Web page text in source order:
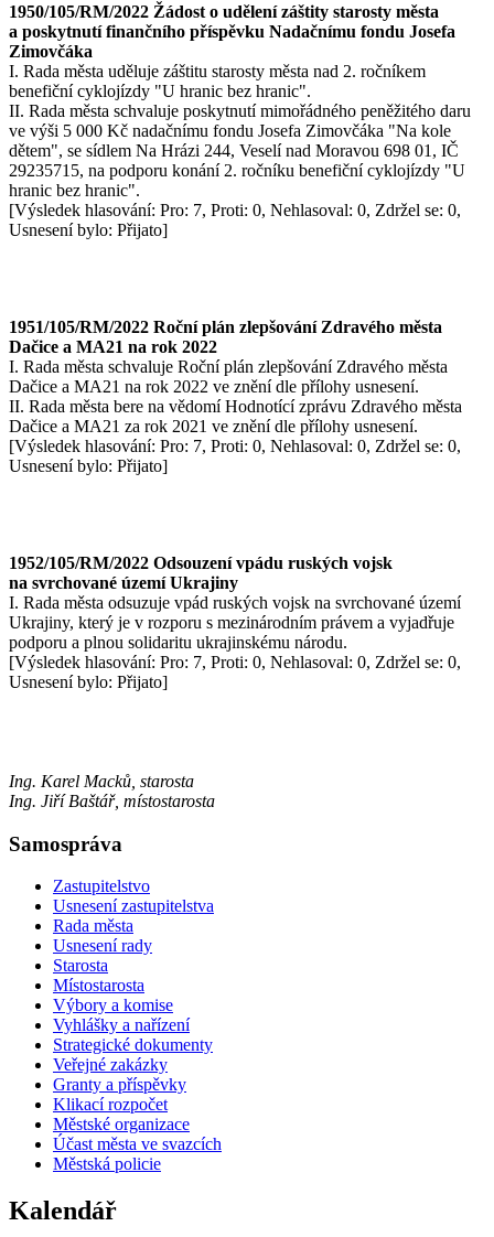
1950/105/RM/2022 Žádost o udělení záštity starosty města
a poskytnutí finančního příspěvku Nadačnímu fondu Josefa
Zimovčáka
I. Rada města uděluje záštitu starosty města nad 2. ročníkem
benefiční cyklojízdy "U hranic bez hranic".
II. Rada města schvaluje poskytnutí mimořádného peněžitého daru
ve výši 5 000 Kč nadačnímu fondu Josefa Zimovčáka "Na kole
dětem", se sídlem Na Hrázi 244, Veselí nad Moravou 698 01, IČ
29235715, na podporu konání 2. ročníku benefiční cyklojízdy "U
hranic bez hranic".
[Výsledek hlasování: Pro: 7, Proti: 0, Nehlasoval: 0, Zdržel se: 0,
Usnesení bylo: Přijato]
1951/105/RM/2022 Roční plán zlepšování Zdravého města
Dačice a MA21 na rok 2022
I. Rada města schvaluje Roční plán zlepšování Zdravého města
Dačice a MA21 na rok 2022 ve znění dle přílohy usnesení.
II. Rada města bere na vědomí Hodnotící zprávu Zdravého města
Dačice a MA21 za rok 2021 ve znění dle přílohy usnesení.
[Výsledek hlasování: Pro: 7, Proti: 0, Nehlasoval: 0, Zdržel se: 0,
Usnesení bylo: Přijato]
1952/105/RM/2022 Odsouzení vpádu ruských vojsk
na svrchované území Ukrajiny
I. Rada města odsuzuje vpád ruských vojsk na svrchované území
Ukrajiny, který je v rozporu s mezinárodním právem a vyjadřuje
podporu a plnou solidaritu ukrajinskému národu.
[Výsledek hlasování: Pro: 7, Proti: 0, Nehlasoval: 0, Zdržel se: 0,
Usnesení bylo: Přijato]
Ing. Karel Macků, starosta
Ing. Jiří Baštář, místostarosta
Samospráva
Zastupitelstvo
Usnesení zastupitelstva
Rada města
Usnesení rady
Starosta
Místostarosta
Výbory a komise
Vyhlášky a nařízení
Strategické dokumenty
Veřejné zakázky
Granty a příspěvky
Klikací rozpočet
Městské organizace
Účast města ve svazcích
Městská policie
Kalendář